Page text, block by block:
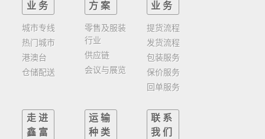
业务
城市专线
热门城市
港澳台
仓储配送
方案
零售及服装
行业
供应链
会议与展览
业务
提货流程
发货流程
包装服务
保价服务
回单服务
走进
鑫富
运输
种类
联系
我们